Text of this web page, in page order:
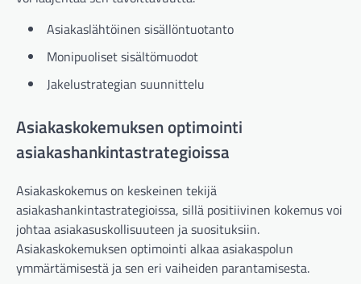
Asiakaslähtöinen sisällöntuotanto
Monipuoliset sisältömuodot
Jakelustrategian suunnittelu
Asiakaskokemuksen optimointi
asiakashankintastrategioissa
Asiakaskokemus on keskeinen tekijä
asiakashankintastrategioissa, sillä positiivinen kokemus voi
johtaa asiakasuskollisuuteen ja suosituksiin.
Asiakaskokemuksen optimointi alkaa asiakaspolun
ymmärtämisestä ja sen eri vaiheiden parantamisesta.